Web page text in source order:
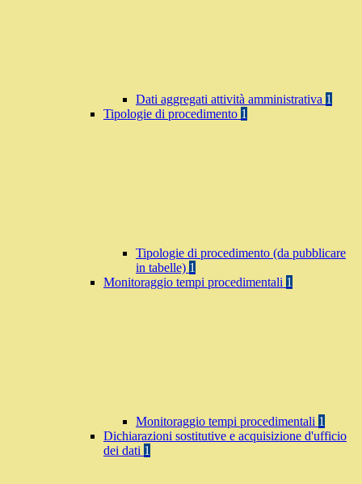
Dati aggregati attività amministrativa 1
Tipologie di procedimento 1
Tipologie di procedimento (da pubblicare
in tabelle) 1
Monitoraggio tempi procedimentali 1
Monitoraggio tempi procedimentali 1
Dichiarazioni sostitutive e acquisizione d'ufficio
dei dati 1